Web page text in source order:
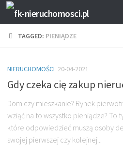
TAGGED: PIENIĄDZE
NIERUCHOMOŚCI 20-04-2021
Gdy czeka cię zakup
Dom czy mieszkanie? Rynek
wziąć na to wszystko pieniądze? To
które odpowiedzieć muszą osoby
swojej pierwszej czy kolejnej...